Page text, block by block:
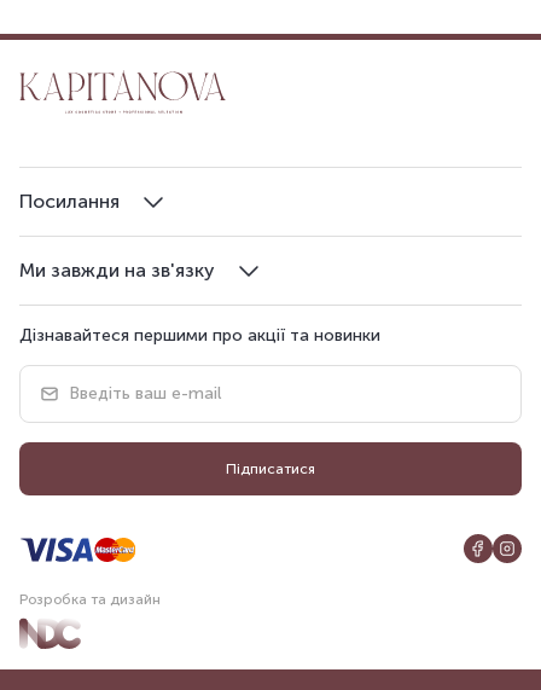
Ми завжди на зв'язку
Посилання
Дізнавайтеся першими про акції та новинки
Підписатися
Розробка та дизайн